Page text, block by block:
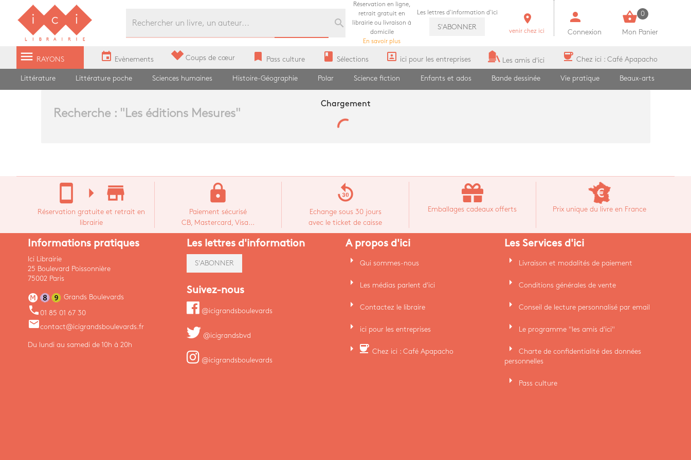
Librairie Ici Grands Boulevards
search
Réservation en ligne,
retrait gratuit en
librairie ou livraison à
domicile
En savoir plus
Les lettres d'information d'ici
S'ABONNER
room
venir chez ici
person
Connexion
shopping_basket 0
Mon Panier
menu RAYONS event Evènements Coups de cœur bookmark Pass culture book Sélections portrait ici pour les entreprises Les amis d'ici coffee Chez ici : Café Apapacho
Littérature Littérature poche Sciences humaines Histoire-Géographie Polar Science fiction Enfants et ados Bande dessinée Vie pratique Beaux-arts
Recherche : " Les éditions Mesures"
Chargement
stay_current_portrait arrow_right store_mall_directory
Réservation gratuite et retrait en
librairie
lock
Paiement sécurisé
CB, Mastercard, Visa...
replay_30
Echange sous 30 jours
avec le ticket de caisse
Emballages cadeaux offerts Prix unique du livre en France
Informations pratiques
Ici Librairie
25 Boulevard Poissonnière
75002 Paris
Grands Boulevards
phone 01 85 01 67 30
emailcontact@icigrandsboulevards.fr
Du lundi au samedi de 10h à 20h
Les lettres d'information
S'ABONNER
Suivez-nous
@icigrandsboulevards
@icigrandsbvd
@icigrandsboulevards
A propos d'ici
arrow_right Qui sommes-nous
arrow_right Les médias parlent d'ici
arrow_right Contactez le libraire
arrow_right ici pour les entreprises
arrow_right coffee Chez ici : Café Apapacho
Les Services d'ici
arrow_right Livraison et modalités de paiement
arrow_right Conditions générales de vente
arrow_right Conseil de lecture personnalisé par email
arrow_right Le programme "les amis d'ici"
arrow_right
Charte de confidentialité des données
personnelles
arrow_right Pass culture